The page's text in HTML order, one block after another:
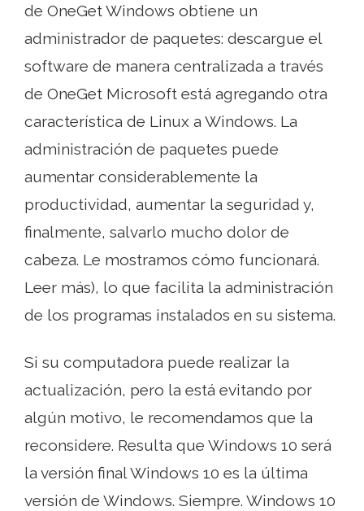
de OneGet Windows obtiene un
administrador de paquetes: descargue el
software de manera centralizada a través
de OneGet Microsoft está agregando otra
característica de Linux a Windows. La
administración de paquetes puede
aumentar considerablemente la
productividad, aumentar la seguridad y,
finalmente, salvarlo mucho dolor de
cabeza. Le mostramos cómo funcionará.
Leer más), lo que facilita la administración
de los programas instalados en su sistema.
Si su computadora puede realizar la
actualización, pero la está evitando por
algún motivo, le recomendamos que la
reconsidere. Resulta que Windows 10 será
la versión final Windows 10 es la última
versión de Windows. Siempre. Windows 10